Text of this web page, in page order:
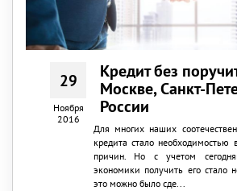
29
Ноября
2016
Кредит без
Москве, Санкт-
России
Для многих наших
кредита стало необходимостью
причин. Но с учетом
экономики получить его стало
это можно было сде...